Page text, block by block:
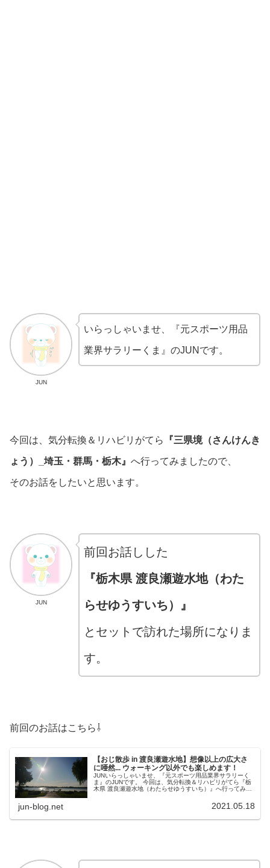
JUN
いらっしゃいませ、『元スポーツ用品
業界サラリーくま』のJUNです。
今回は、気分転換＆リハビリがてら 『三県境（さんけんき
ょう）_埼玉・群馬・栃木』 へ行ってみましたので、
そのお話をしたいと思います。
JUN
前回お話しした
『栃木県 渡良瀬遊水地（わた
らせゆうすいち）』
とセットで訪れた場所になりま
す。
前回のお話はこちら⇩
【おじ散歩 in 渡良瀬遊水地】想像以上の広大さ
に唖然... ウォーキング以外でも楽しめます！
JUNいらっしゃいませ、『元スポーツ用品業界サラリーく
ま』のJUNです。 今回は、気分転換＆リハビリがてら『栃
木県 渡良瀬遊水地（わたらせゆうすいち）』へ行ってみま
jun-blog.net 2021.05.18